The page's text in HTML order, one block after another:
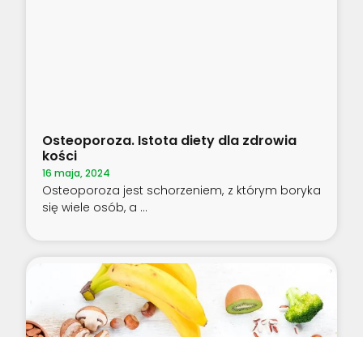
Osteoporoza. Istota diety dla zdrowia
kości
16 maja, 2024
Osteoporoza jest schorzeniem, z którym boryka
się wiele osób, a